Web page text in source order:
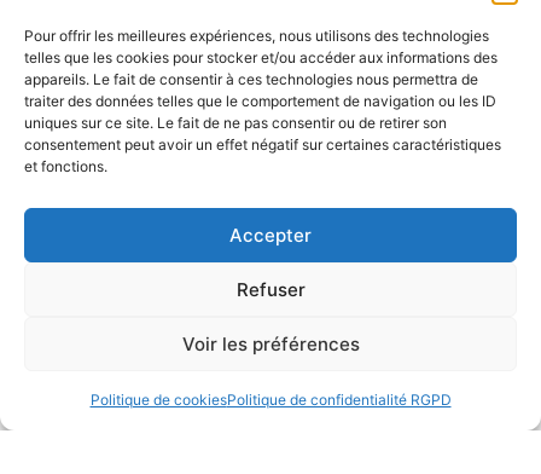
Pour offrir les meilleures expériences, nous utilisons des technologies
telles que les cookies pour stocker et/ou accéder aux informations des
appareils. Le fait de consentir à ces technologies nous permettra de
traiter des données telles que le comportement de navigation ou les ID
uniques sur ce site. Le fait de ne pas consentir ou de retirer son
consentement peut avoir un effet négatif sur certaines caractéristiques
et fonctions.
Accepter
Refuser
Voir les préférences
Politique de cookiesPolitique de confidentialité RGPD
Semaine du 19 au 26 juin 2026
Lire la suite